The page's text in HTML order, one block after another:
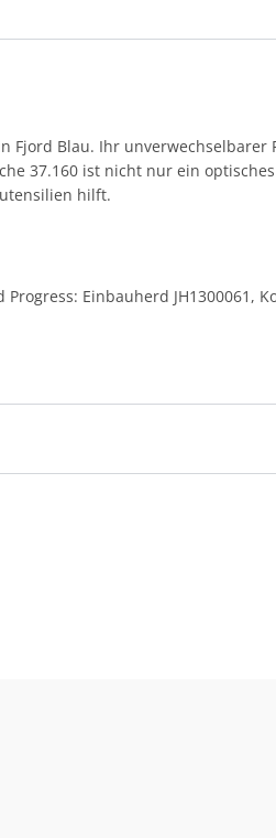
Fjord Blau. Ihr
37.160 ist nicht nur ein
hilft.
Einbauherd JH1300061,